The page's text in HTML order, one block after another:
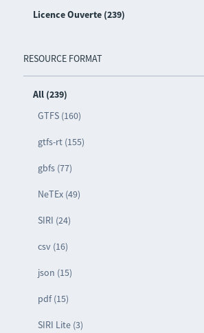
Licence Ouverte (239)
RESOURCE FORMAT
All (239)
GTFS (160)
gtfs-rt (155)
gbfs (77)
NeTEx (49)
SIRI (24)
csv (16)
json (15)
pdf (15)
SIRI Lite (3)